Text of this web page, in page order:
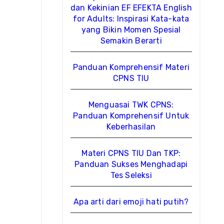
dan Kekinian EF EFEKTA English
for Adults: Inspirasi Kata-kata
yang Bikin Momen Spesial
Semakin Berarti
Panduan Komprehensif Materi
CPNS TIU
Menguasai TWK CPNS:
Panduan Komprehensif Untuk
Keberhasilan
Materi CPNS TIU Dan TKP:
Panduan Sukses Menghadapi
Tes Seleksi
Apa arti dari emoji hati putih?